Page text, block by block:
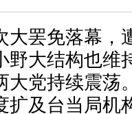
大罢免落幕，
野大结构也维
大党持续震荡
扩及台当局机